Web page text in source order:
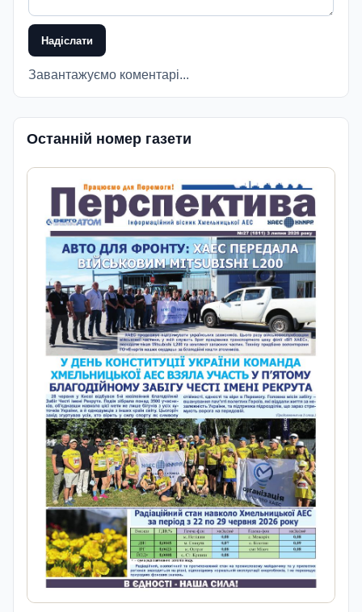
Надіслати
Завантажуємо коментарі...
Останній номер газети